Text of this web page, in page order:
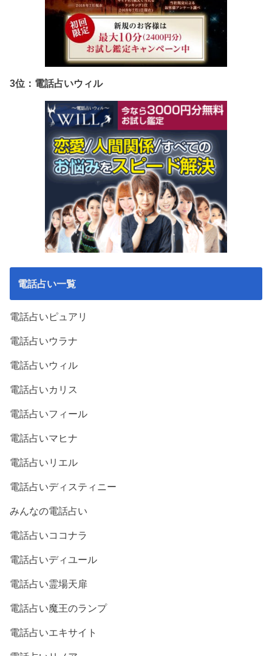
3位：電話占いウィル
電話占い一覧
電話占いピュアリ
電話占いウラナ
電話占いウィル
電話占いカリス
電話占いフィール
電話占いマヒナ
電話占いリエル
電話占いディスティニー
みんなの電話占い
電話占いココナラ
電話占いディユール
電話占い霊場天扉
電話占い魔王のランプ
電話占いエキサイト